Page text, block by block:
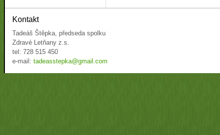
Kontakt
Tadeáš Štěpka, předseda spolku
Zdravé Letňany z.s.
tel: 728 515 450
e-mail: tadeasstepka@gmail.com